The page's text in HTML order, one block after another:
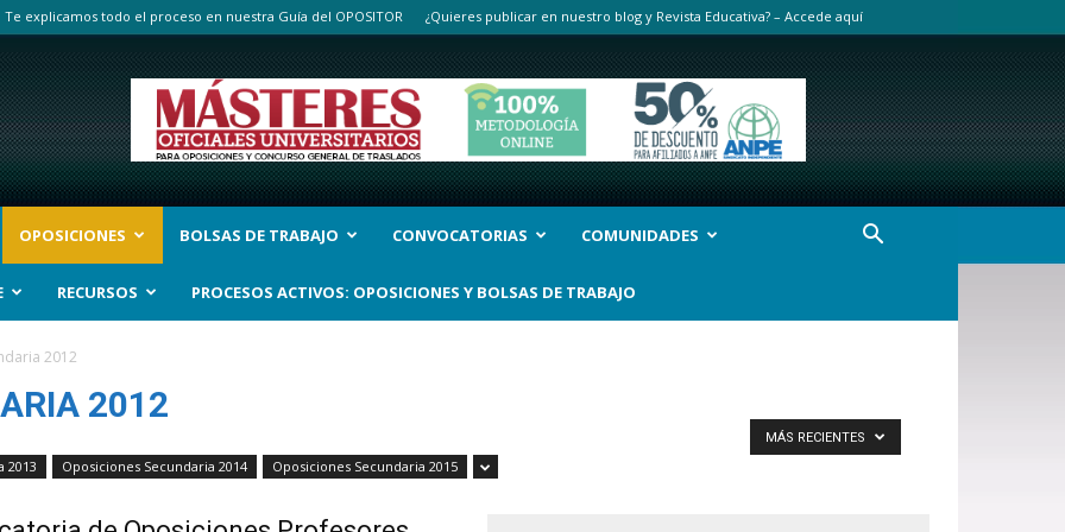
Te explicamos todo el proceso en nuestra Guía del OPOSITOR ¿Quieres publicar en nuestro blog y Revista Educativa? – Accede aquí
OPOSICIONES BOLSAS DE TRABAJO CONVOCATORIAS COMUNIDADES
RECURSOS PROCESOS ACTIVOS: OPOSICIONES Y BOLSAS DE TRABAJO
2012
2012
2013 Oposiciones Secundaria 2014 Oposiciones Secundaria 2015
MÁS RECIENTES